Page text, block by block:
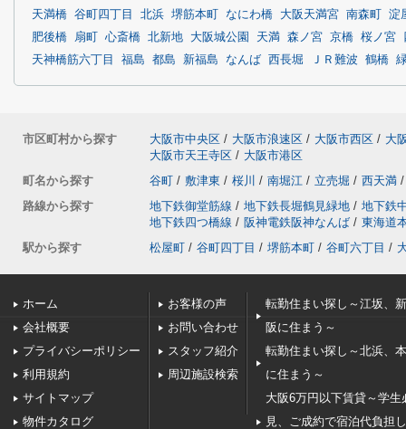
天満橋 谷町四丁目 北浜 堺筋本町 なにわ橋 大阪天満宮 南森町
淀
肥後橋
扇町 心斎橋 北新地 大阪城公園 天満 森ノ宮 京橋 桜ノ宮
天神橋筋六丁目
福島 都島 新福島 なんば 西長堀 ＪＲ難波 鶴橋
市区町村から探す 大阪市中央区 / 大阪市浪速区 / 大阪市西区 / 大
大阪市天王寺区 / 大阪市港区
町名から探す
谷町 / 敷津東 / 桜川 / 南堀江 / 立売堀 / 西天満 /
路線から探す
地下鉄御堂筋線 / 地下鉄長堀鶴見緑地 / 地下鉄
地下鉄四つ橋線 / 阪神電鉄阪神なんば / 東海道
駅から探す
松屋町 / 谷町四丁目 / 堺筋本町 / 谷町六丁目 /
ホーム
会社概要
プライバシーポリシー
利用規約
サイトマップ
物件カタログ
お客様の声
お問い合わせ
スタッフ紹介
周辺施設検索
転勤住まい探し～江坂、
阪に住まう～
転勤住まい探し～北浜、
に住まう～
大阪6万円以下賃貸～学生
見、ご成約で宿泊代負担